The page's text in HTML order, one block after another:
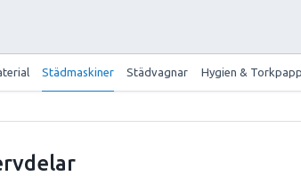
Städmaskiner Städvagnar Hygien &